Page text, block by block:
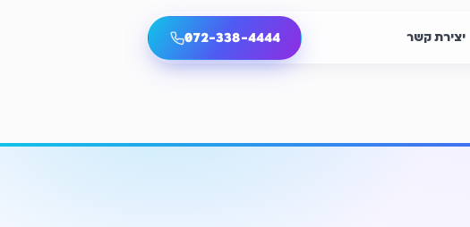
יצירת קשר 072-338-4444